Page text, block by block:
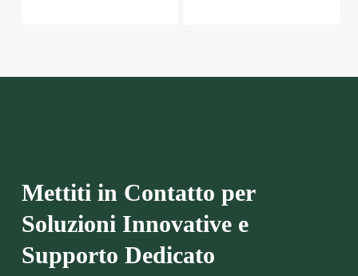
Mettiti in Contatto per
Soluzioni Innovative e
Supporto Dedicato